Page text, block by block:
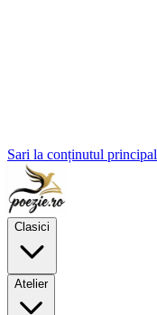
Sari la conținutul principal
Clasici
Atelier